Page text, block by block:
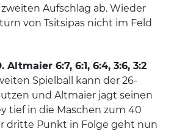
Aufschlag ab. Wieder
von Tsitsipas nicht im Feld
Altmaier 6:7, 6:1, 6:4, 3:6, 3:2
Spielball kann der 26-
und Altmaier jagt seinen
tief in die Maschen zum 40
dritte Punkt in Folge geht nun